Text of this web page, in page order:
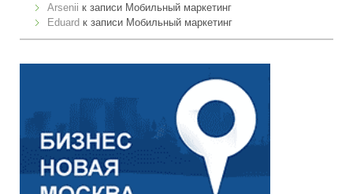
Arsenii к записи Мобильный маркетинг
Eduard к записи Мобильный маркетинг